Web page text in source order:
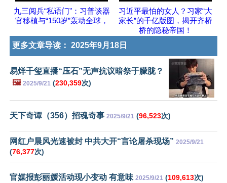
九三阅兵“私语门”：习普谈器
官移植与“150岁”轰动全球，
习近平最怕的女人？习家“大
家长”的千亿版图，揭开齐桥
桥的隐秘帝国！
更多文章导读： 2025年9月18日
易烊千玺直播“压石”无声抗议暗祭于朦胧？
🖼️ 2025/9/21 (230,359次)
天下奇谭（356）招魂奇事 2025/9/21 (96,523次)
网红户晨风光速被封 中共大开“言论屠杀现场” 2025/9/21
(76,377次)
官媒报彭丽媛活动现小变动 有意味 2025/9/21 (109,613次)